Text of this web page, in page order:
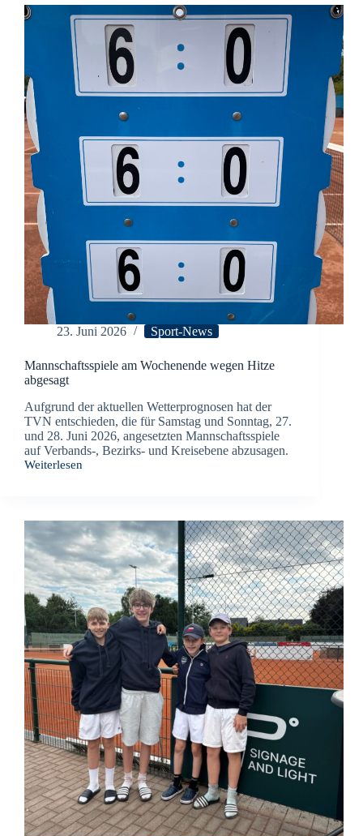
23. Juni 2026 Sport-News
Mannschaftsspiele am Wochenende wegen Hitze
abgesagt
Aufgrund der aktuellen Wetterprognosen hat der
TVN entschieden, die für Samstag und Sonntag, 27.
und 28. Juni 2026, angesetzten Mannschaftsspiele
auf Verbands-, Bezirks- und Kreisebene abzusagen.
Weiterlesen
Mannschaftsspiele
abgesagt